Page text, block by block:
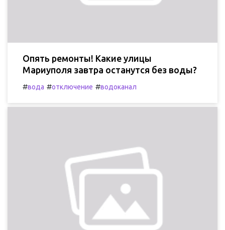
Опять ремонты! Какие улицы
Мариуполя завтра останутся без воды?
#вода #отключение #водоканал